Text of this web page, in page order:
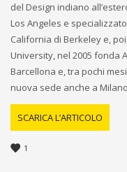
del Design indiano
Los Angeles e
California di Berkeley e,
University, nel 2005 fonda
Barcellona e, tra pochi
nuova sede anche a Milano
SCARICA L’ARTICOLO
1